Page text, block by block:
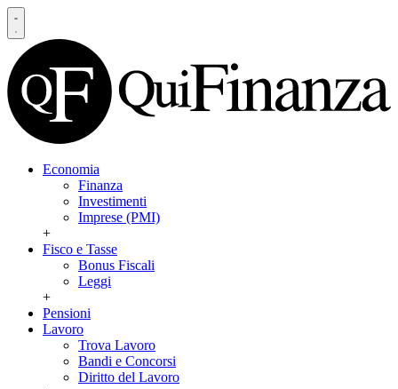
Economia
Finanza
Investimenti
Imprese (PMI)
+
Fisco e Tasse
Bonus Fiscali
Leggi
+
Pensioni
Lavoro
Trova Lavoro
Bandi e Concorsi
Diritto del Lavoro